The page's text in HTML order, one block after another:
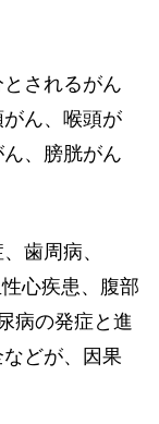
されるがん
ん、喉頭が
、膀胱がん
歯周病、
心疾患、腹部
病の発症と進
どが、因果